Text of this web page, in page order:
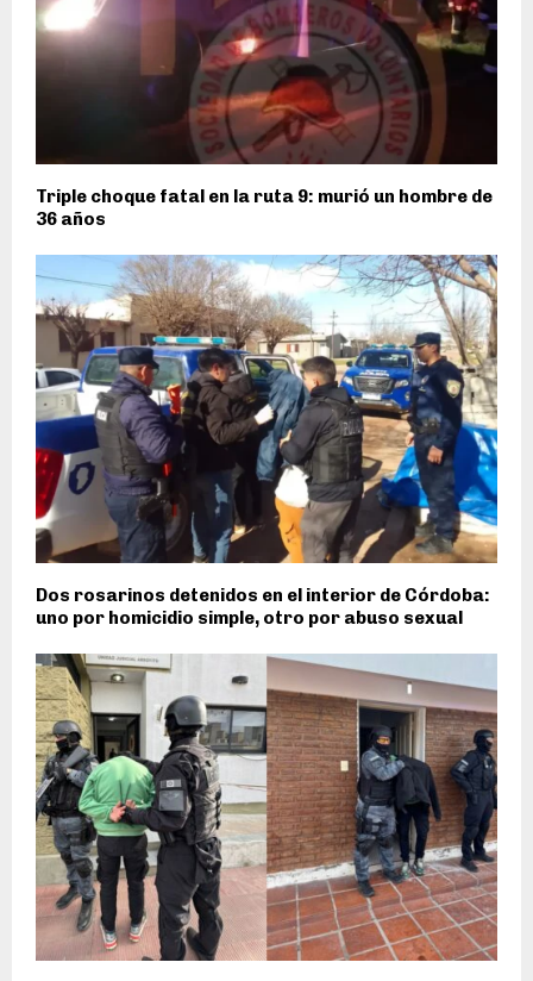
Triple choque fatal en la ruta 9: murió un hombre de
36 años
Dos rosarinos detenidos en el interior de Córdoba:
uno por homicidio simple, otro por abuso sexual